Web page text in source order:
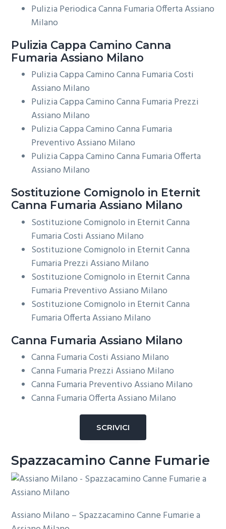
Pulizia Periodica Canna Fumaria Offerta Assiano
Milano
Pulizia Cappa Camino Canna
Fumaria Assiano Milano
Pulizia Cappa Camino Canna Fumaria Costi
Assiano Milano
Pulizia Cappa Camino Canna Fumaria Prezzi
Assiano Milano
Pulizia Cappa Camino Canna Fumaria
Preventivo Assiano Milano
Pulizia Cappa Camino Canna Fumaria Offerta
Assiano Milano
Sostituzione Comignolo in Eternit
Canna Fumaria Assiano Milano
Sostituzione Comignolo in Eternit Canna
Fumaria Costi Assiano Milano
Sostituzione Comignolo in Eternit Canna
Fumaria Prezzi Assiano Milano
Sostituzione Comignolo in Eternit Canna
Fumaria Preventivo Assiano Milano
Sostituzione Comignolo in Eternit Canna
Fumaria Offerta Assiano Milano
Canna Fumaria Assiano Milano
Canna Fumaria Costi Assiano Milano
Canna Fumaria Prezzi Assiano Milano
Canna Fumaria Preventivo Assiano Milano
Canna Fumaria Offerta Assiano Milano
SCRIVICI
Spazzacamino Canne Fumarie
Assiano Milano – Spazzacamino Canne Fumarie a